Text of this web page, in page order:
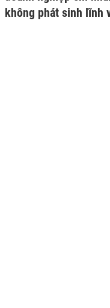
không phát sinh lĩnh